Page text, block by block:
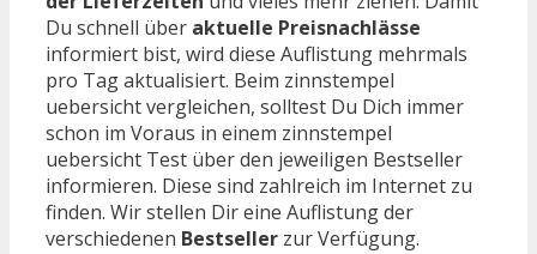
Du schnell über aktuelle Preisnachlässe
informiert bist, wird diese Auflistung mehrmals
pro Tag aktualisiert. Beim zinnstempel
uebersicht vergleichen, solltest Du Dich immer
schon im Voraus in einem zinnstempel
uebersicht Test über den jeweiligen Bestseller
informieren. Diese sind zahlreich im Internet zu
finden. Wir stellen Dir eine Auflistung der
verschiedenen Bestseller zur Verfügung.